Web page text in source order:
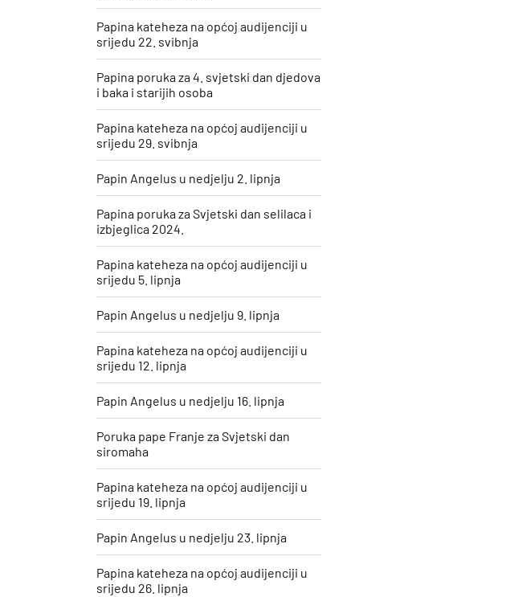
Papina kateheza na općoj audijenciji u
srijedu 22. svibnja
Papina poruka za 4. svjetski dan djedova
i baka i starijih osoba
Papina kateheza na općoj audijenciji u
srijedu 29. svibnja
Papin Angelus u nedjelju 2. lipnja
Papina poruka za Svjetski dan selilaca i
izbjeglica 2024.
Papina kateheza na općoj audijenciji u
srijedu 5. lipnja
Papin Angelus u nedjelju 9. lipnja
Papina kateheza na općoj audijenciji u
srijedu 12. lipnja
Papin Angelus u nedjelju 16. lipnja
Poruka pape Franje za Svjetski dan
siromaha
Papina kateheza na općoj audijenciji u
srijedu 19. lipnja
Papin Angelus u nedjelju 23. lipnja
Papina kateheza na općoj audijenciji u
srijedu 26. lipnja